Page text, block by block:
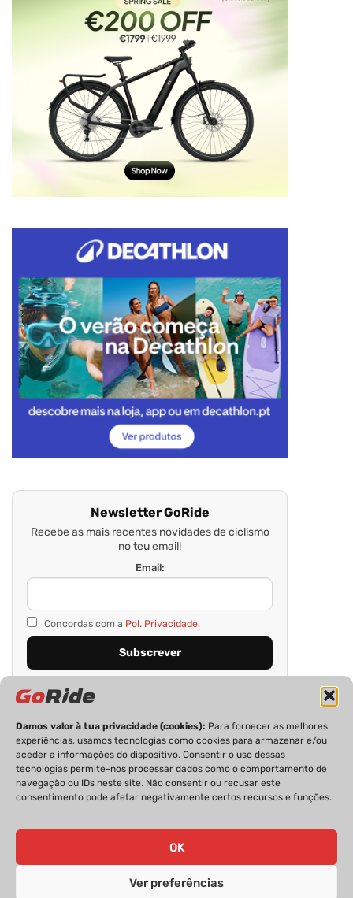
Damos valor à tua privacidade (cookies): Para fornecer as melhores
experiências, usamos tecnologias como cookies para armazenar e/ou
aceder a informações do dispositivo. Consentir o uso dessas
tecnologias permite-nos processar dados como o comportamento de
navegação ou IDs neste site. Não consentir ou recusar este
consentimento pode afetar negativamente certos recursos e funções.
OK
Ver preferências
Newsletter GoRide
Recebe as mais recentes novidades de ciclismo
no teu email!
Email:
Concordas com a Pol. Privacidade.
PRIVACIDADE FICHA TÉCNICA
ESTATUTO EDITORIAL